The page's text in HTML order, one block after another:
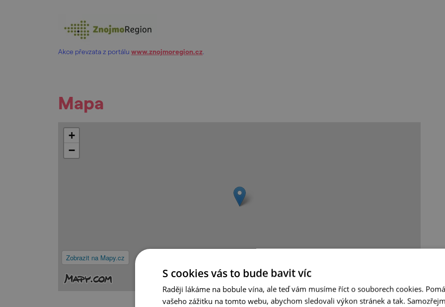
Akce převzata z portálu www.znojmoregion.cz
Mapa
Zobrazit na Mapy.cz
+
−
Leaflet © Seznam.cz a.s. a další
S cookies vás to bude bavit víc
Raději lákáme na bobule vína, ale teď vám musíme říct o souborech cookies.
vašeho zážitku na tomto webu, abychom sledovali výkon stránek a tak.